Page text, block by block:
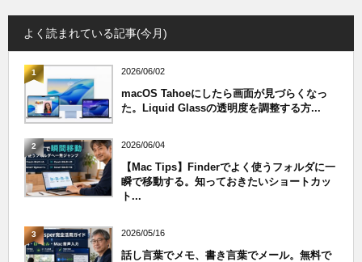
よく読まれている記事(今月)
1 2026/06/02
macOS Tahoeにしたら画面が見づらくなっ
た。Liquid Glassの透明度を調整する方...
2 2026/06/04
【Mac Tips】Finderでよく使うフォルダに一
瞬で移動する。知っておきたいショートカッ
ト...
3 2026/05/16
話し言葉でメモ、書き言葉でメール。無料で